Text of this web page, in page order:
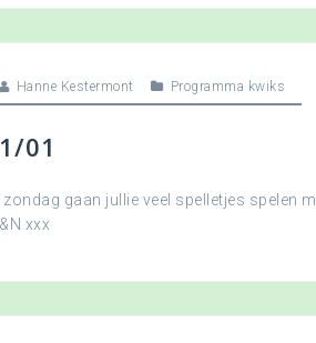
Hanne Kestermont Programma kwiks
01
zondag gaan jullie veel spelletjes spelen
xxx